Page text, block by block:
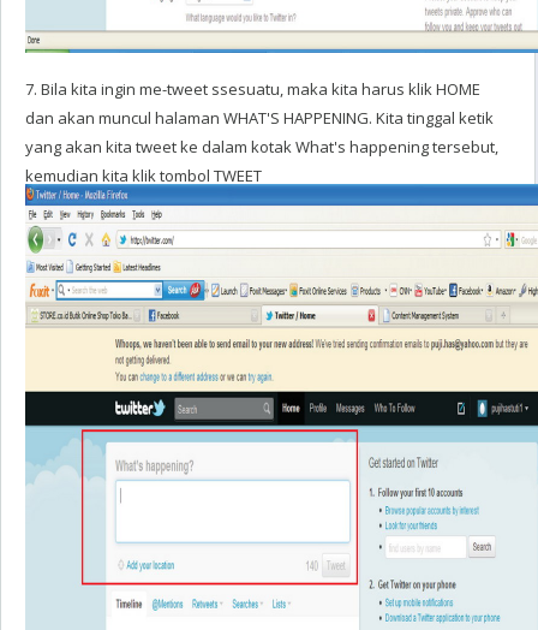
7. Bila kita ingin me-tweet ssesuatu, maka kita harus klik HOME
dan akan muncul halaman WHAT'S HAPPENING. Kita tinggal ketik
yang akan kita tweet ke dalam kotak What's happening tersebut,
kemudian kita klik tombol TWEET